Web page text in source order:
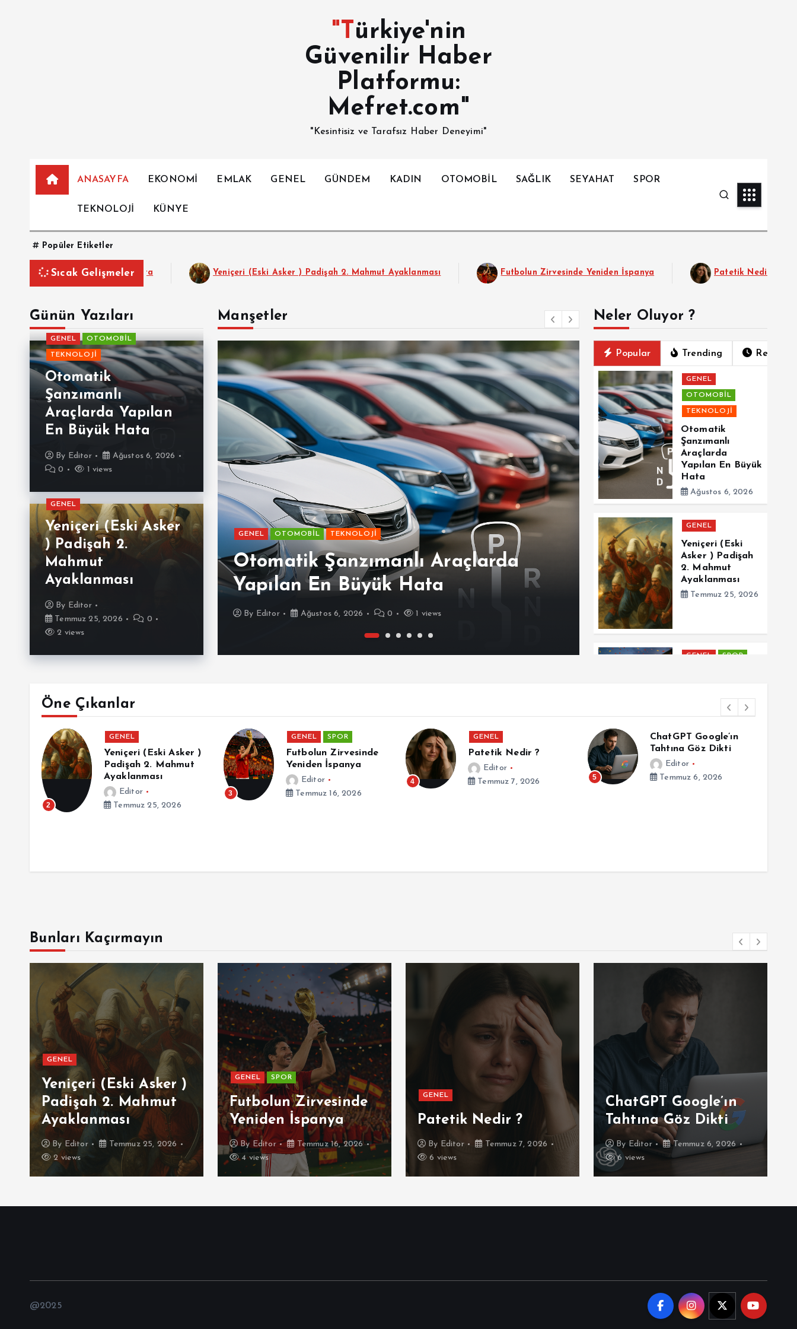
"Türkiye'nin
Güvenilir Haber
Platformu:
Mefret.com"
"Kesintisiz ve Tarafsız Haber Deneyimi"
ANASAYFA EKONOMİ EMLAK GENEL GÜNDEM KADIN OTOMOBİL SAĞLIK SEYAHAT SPOR
TEKNOLOJİ KÜNYE
Popüler Etiketler
Sıcak Gelişmeler
En Büyük Hata Yeniçeri (Eski Asker ) Padişah 2. Mahmut Ayaklanması Futbolun Zirvesinde Yeniden İspanya Patetik Nedir ?
Günün Yazıları
GENEL OTOMOBİL
TEKNOLOJİ
Otomatik
Şanzımanlı
Araçlarda Yapılan
En Büyük Hata
By Editor
Ağustos 6, 2026
0
1 views
GENEL
Yeniçeri (Eski Asker
) Padişah 2.
Mahmut
Ayaklanması
By Editor
Temmuz 25, 2026
0
2 views
Manşetler
Tahtına Göz
8 views
GENEL OTOMOBİL TEKNOLOJİ
Otomatik Şanzımanlı Araçlarda
Yapılan En Büyük Hata
By Editor Ağustos 6, 2026 0 1 views
GENEL
Yeniçeri (Eski Asker )
Mahmut Ayaklanması
ByEditor Temmuz 25, 2026
Neler Oluyor ?
Popular Trending Recent
GENEL
OTOMOBİL
TEKNOLOJİ
Otomatik
Şanzımanlı
Araçlarda
Yapılan En Büyük
Hata
Ağustos 6, 2026
GENEL
Yeniçeri (Eski
Asker ) Padişah
2. Mahmut
Ayaklanması
Temmuz 25, 2026
GENEL SPOR
Yeniden İspanya
Temmuz 16, 2026
Öne Çıkanlar
2
GENEL
Yeniçeri (Eski Asker )
Padişah 2. Mahmut
Ayaklanması
Editor
Temmuz 25, 2026
3
GENEL SPOR
Futbolun Zirvesinde
Yeniden İspanya
Editor
Temmuz 16, 2026
4
GENEL
Patetik Nedir ?
Editor
Temmuz 7, 2026
5
ChatGPT Google’ın
Tahtına Göz Dikti
Editor
Temmuz 6, 2026
Bunları Kaçırmayın
GENEL
Yeniçeri (Eski Asker )
Padişah 2. Mahmut
Ayaklanması
By Editor
Temmuz 25, 2026
2 views
GENEL SPOR
Futbolun Zirvesinde
Yeniden İspanya
By Editor
Temmuz 16, 2026
4 views
GENEL
Patetik Nedir ?
By Editor
Temmuz 7, 2026
6 views
ChatGPT Google’ın
Tahtına Göz Dikti
By Editor
Temmuz 6, 2026
6 views
@2025